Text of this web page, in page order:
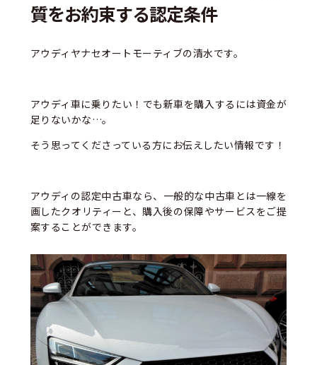
質をお約束する認定条件
アウディヤナセオートモーティブの清水です。
アウディ車に乗りたい！でも新車を購入するには資金が
足りないかな…。
そう思ってくださっている方にお伝えしたい情報です！
アウディの認定中古車なら、一般的な中古車とは一線を
画したクオリティーと、購入後の保障やサービスをご提
案することができます。